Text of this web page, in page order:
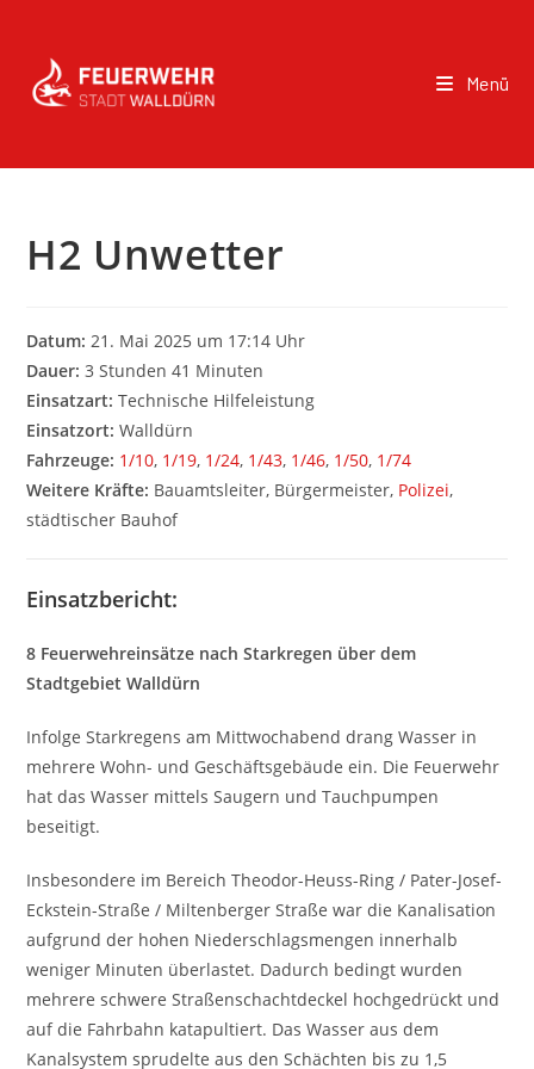
Menü
H2 Unwetter
Datum: 21. Mai 2025 um 17:14 Uhr
Dauer: 3 Stunden 41 Minuten
Einsatzart: Technische Hilfeleistung
Einsatzort: Walldürn
Fahrzeuge: 1/10, 1/19, 1/24, 1/43, 1/46, 1/50, 1/74
Weitere Kräfte: Bauamtsleiter, Bürgermeister, Polizei,
städtischer Bauhof
Einsatzbericht:
8 Feuerwehreinsätze nach Starkregen über dem
Stadtgebiet Walldürn
Infolge Starkregens am Mittwochabend drang Wasser in
mehrere Wohn- und Geschäftsgebäude ein. Die Feuerwehr
hat das Wasser mittels Saugern und Tauchpumpen
beseitigt.
Insbesondere im Bereich Theodor-Heuss-Ring / Pater-Josef-
Eckstein-Straße / Miltenberger Straße war die Kanalisation
aufgrund der hohen Niederschlagsmengen innerhalb
weniger Minuten überlastet. Dadurch bedingt wurden
mehrere schwere Straßenschachtdeckel hochgedrückt und
auf die Fahrbahn katapultiert. Das Wasser aus dem
Kanalsystem sprudelte aus den Schächten bis zu 1,5